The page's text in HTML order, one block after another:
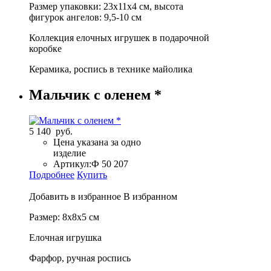
Размер упаковки: 23х11х4 см, высота
фигурок ангелов: 9,5-10 см
Коллекция елочных игрушек в подарочной
коробке
Керамика, роспись в технике майолика
Мальчик с оленем *
5 140 руб.
Цена указана за одно
изделие
Артикул:Ф 50 207
Подробнее Купить
Добавить в избранное В избранном
Размер: 8х8х5 см
Елочная игрушка
Фарфор, ручная роспись